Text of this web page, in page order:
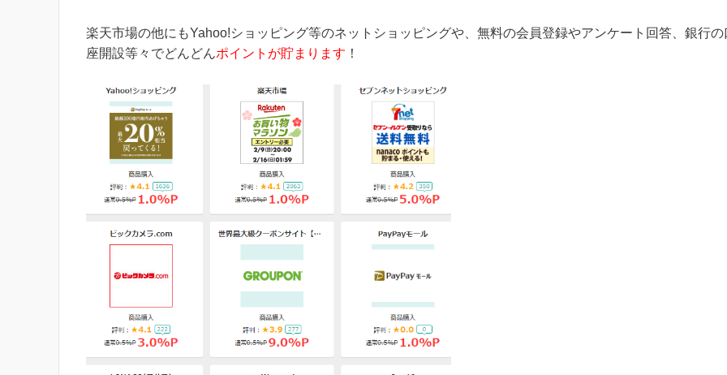
楽天市場の他にもYahoo!ショッピング等のネットショッピングや、無料の会員登録やアンケート回答、銀行の
座開設等々でどんどんポイントが貯まります ！